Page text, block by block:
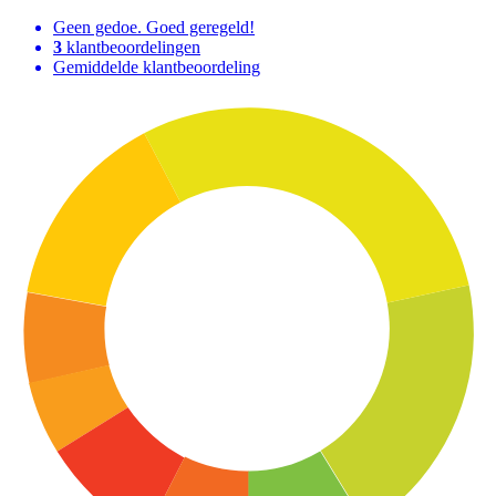
Geen gedoe. Goed geregeld!
3 klantbeoordelingen
Gemiddelde klantbeoordeling